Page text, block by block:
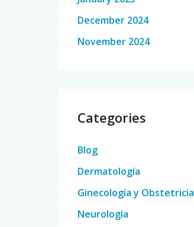
December 2024
November 2024
Categories
Blog
Dermatología
Ginecología y Obstetricia
Neurología